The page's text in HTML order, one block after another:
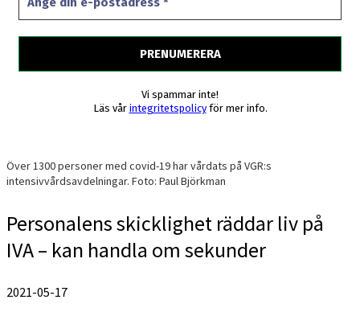
Vi spammar inte!
Läs vår integritetspolicyför mer info.
Över 1300 personer med covid-19 har vårdats på VGR:s
intensivvårdsavdelningar. Foto: Paul Björkman
Personalens skicklighet räddar liv på
IVA – kan handla om sekunder
2021-05-17